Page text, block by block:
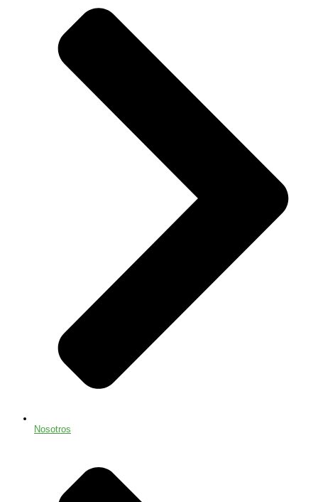
Nosotros